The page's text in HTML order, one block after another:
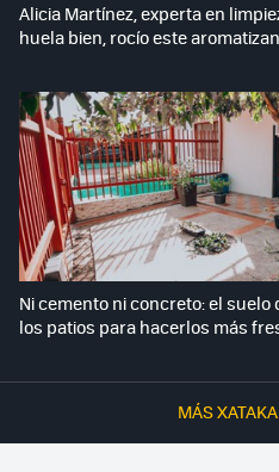
MÁS
Alicia Martínez, experta en
huela bien, rocío este
Ni cemento ni concreto: el suelo
los patios para hacerlos más